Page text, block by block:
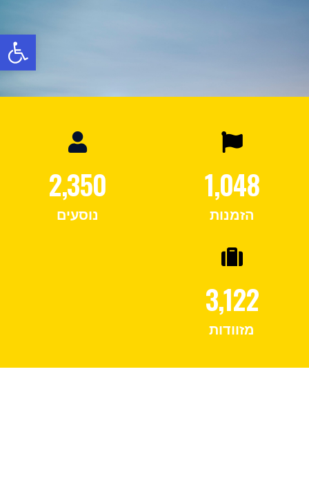
1,048
הזמנות
2,350
נוסעים
3,122
מזוודות